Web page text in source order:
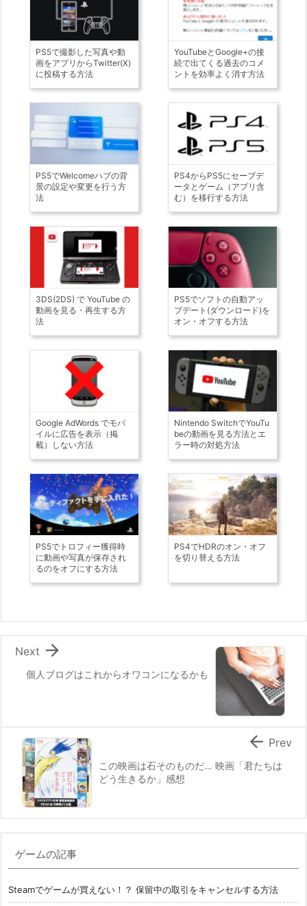
PS5で撮影した写真や動
画をアプリからTwitter(X)
に投稿する方法
YouTubeとGoogle+の接
続で出てくる過去のコメ
ントを効率よく消す方法
PS5でWelcomeハブの背
景の設定や変更を行う方
法
PS4からPS5にセーブデ
ータとゲーム（アプリ含
む）を移行する方法
3DS(2DS) で YouTube の
動画を見る・再生する方
法
PS5でソフトの自動アッ
プデート(ダウンロード)を
オン・オフする方法
Google AdWords でモバ
イルに広告を表示（掲
載）しない方法
Nintendo SwitchでYouTu
beの動画を見る方法とエ
ラー時の対処方法
PS5でトロフィー獲得時
に動画や写真が保存され
るのをオフにする方法
PS4でHDRのオン・オフ
を切り替える方法
個人ブログはこれからオワコンになるかも

Next
この映画は石そのものだ… 映画「君たちは
どう生きるか」感想
 Prev
ゲームの記事
Steamでゲームが買えない！？ 保留中の取引をキャンセルする方法